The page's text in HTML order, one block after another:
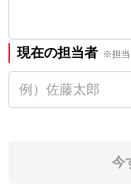
現在の担当者 ※担当
今